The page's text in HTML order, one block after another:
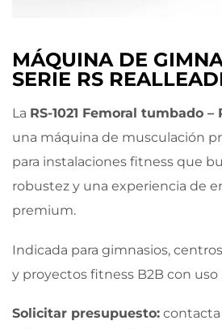
MÁQUINA DE
SERIE RS
La RS-1021 Femoral tumbado –
una máquina de musculación
para instalaciones fitness que
robustez y una experiencia de
premium.
Indicada para gimnasios,
y proyectos fitness B2B con
Solicitar presupuesto: contacta